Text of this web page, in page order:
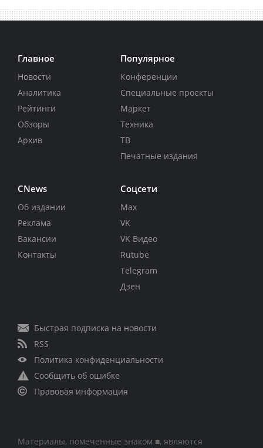
Главное
Новости
Аналитика
Рейтинги
Обзоры
Архив
Популярное
Конференции
Специальные проекты
Маркет
Техника
ТВ
Печатные издания
CNews
Об издании
Реклама
Вакансии
Контакты
Соцсети
Max
VK
VK Видео
Rutube
Telegram
Дзен
Быстрая подписка на новости
RSS
Политика конфиденциальности
Сообщить об ошибке
Правовая информация
Материалы, помеченные знаком ■, являются